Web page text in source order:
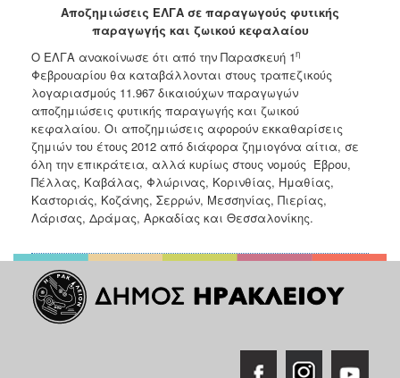
Σχολικές
Επιτροπές
Αγροτική
Ανάπτυξη
Ανακοινώσεις
Προγράμματα
Προσχολική
Αγωγή
Κοιμητήρια
Κέντρο
Αποζημιώσεις ΕΛΓΑ σε παραγωγούς φυτικής
παραγωγής και ζωικού κεφαλαίου
Ο ΕΛΓΑ ανακοίνωσε ότι από την Παρασκευή 1η
Φεβρουαρίου θα καταβάλλονται στους τραπεζικούς
λογαριασμούς 11.967 δικαιούχων παραγωγών
αποζημιώσεις φυτικής παραγωγής και ζωικού
κεφαλαίου. Οι αποζημιώσεις αφορούν εκκαθαρίσεις
ζημιών του έτους 2012 από διάφορα ζημιογόνα αίτια, σε
όλη την επικράτεια, αλλά κυρίως στους νομούς Έβρου,
Πέλλας, Καβάλας, Φλώρινας, Κορινθίας, Ημαθίας,
Καστοριάς, Κοζάνης, Σερρών, Μεσσηνίας, Πιερίας,
Λάρισας, Δράμας, Αρκαδίας και Θεσσαλονίκης.